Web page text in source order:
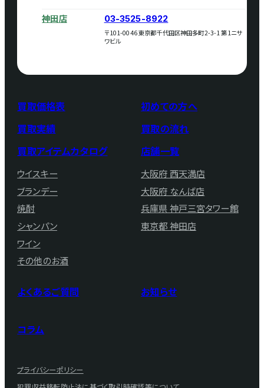
買取価格表
買取実績
買取アイテムカタログ
ウイスキー
ブランデー
焼酎
シャンパン
ワイン
その他のお酒
初めての方へ
買取の流れ
店舗一覧
大阪府 西天満店
大阪府 なんば店
兵庫県 神戸三宮タワー館
東京都 神田店
よくあるご質問 お知らせ
コラム
プライバシーポリシー
神田店 03-3525-8922
〒101-0046 東京都千代田区神田多町2-3-1 第1ニサ
ワビル